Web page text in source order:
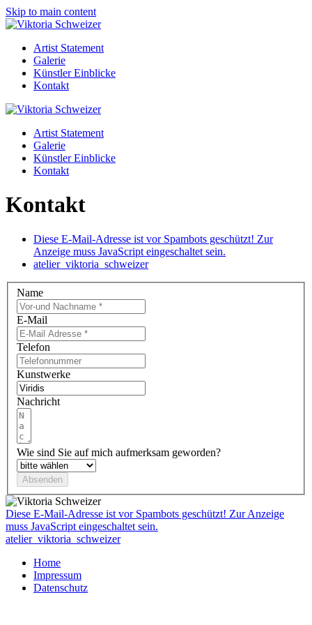
Skip to main content
Artist Statement
Galerie
Künstler Einblicke
Kontakt
Artist Statement
Galerie
Künstler Einblicke
Kontakt
Kontakt
Diese E-Mail-Adresse ist vor Spambots geschützt! Zur
Anzeige muss JavaScript eingeschaltet sein.
atelier_viktoria_schweizer
Name
E-Mail
Telefon
Kunstwerke
Nachricht
Wie sind Sie auf mich aufmerksam geworden?
Diese E-Mail-Adresse ist vor Spambots geschützt! Zur Anzeige
muss JavaScript eingeschaltet sein.
atelier_viktoria_schweizer
Home
Impressum
Datenschutz